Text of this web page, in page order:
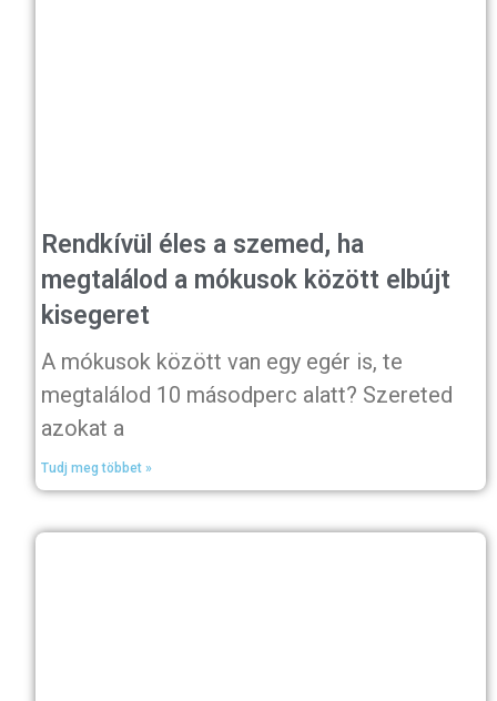
Rendkívül éles a szemed, ha
megtalálod a mókusok között elbújt
kisegeret
A mókusok között van egy egér is, te
megtalálod 10 másodperc alatt? Szereted
azokat a
Tudj meg többet »